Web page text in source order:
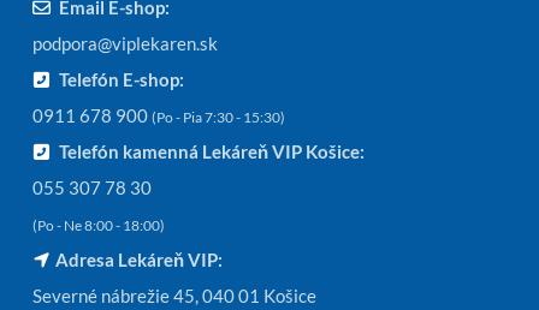
Email E-shop:
podpora@viplekaren.sk
Telefón E-shop:
0911 678 900 (Po - Pia 7:30 - 15:30)
Telefón kamenná Lekáreň VIP Košice:
055 307 78 30
(Po - Ne 8:00 - 18:00)
Adresa Lekáreň VIP:
Severné nábrežie 45, 040 01 Košice